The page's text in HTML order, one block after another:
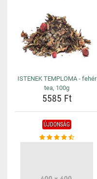
ISTENEK TEMPLOMA - fehér
tea, 100g
5585 Ft
ÚJDONSÁG